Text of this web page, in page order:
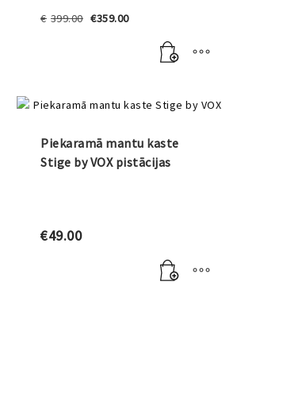
€ 399.00 Original
€359.00Current
€359.00.
Piekaramā mantu kaste
Stige by VOX pistācijas
€49.00